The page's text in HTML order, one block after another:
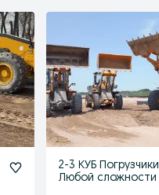
2-3 КУБ Погрузчики
Любой сложности